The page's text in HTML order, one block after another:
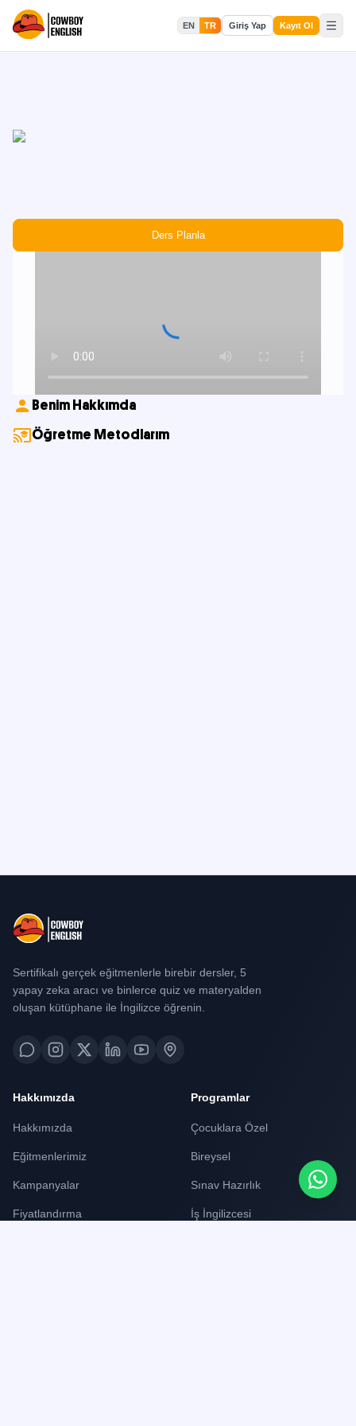
EN TR Giriş Yap Kayıt Ol
Ders Planla
Benim Hakkımda
Öğretme Metodlarım
Sertifikalı gerçek eğitmenlerle birebir dersler, 5
yapay zeka aracı ve binlerce quiz ve materyalden
oluşan kütüphane ile İngilizce öğrenin.
Hakkımızda
Hakkımızda
Eğitmenlerimiz
Kampanyalar
Fiyatlandırma
Programlar
Çocuklara Özel
Bireysel
Sınav Hazırlık
İş İngilizcesi